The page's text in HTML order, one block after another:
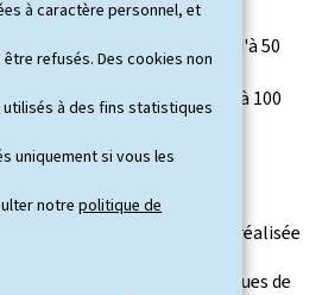
à caractère personnel, et
refusés. Des cookies non
à des fins statistiques
uniquement si vous les
notrepolitique de
aide forfaitaire jusqu'à 50
aide forfaitaire jusqu'à 100
plus grands et plus
jusqu'à 300 euros.
l'intervention doit être réalisée
respecter les bonnes pratiques de